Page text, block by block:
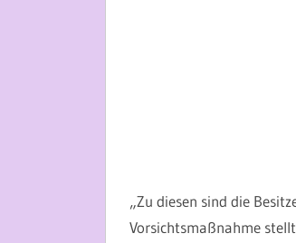
„Zu diesen sind die
Vorsichtsmaßnahme